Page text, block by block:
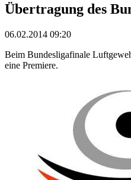
Übertragung des
06.02.2014 09:20
Beim Bundesligafinale
eine Premiere.